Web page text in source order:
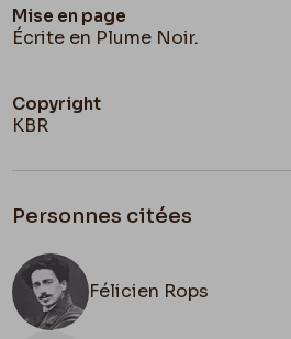
Mise en page
Écrite en Plume Noir.
Copyright
KBR
Personnes citées
Félicien Rops